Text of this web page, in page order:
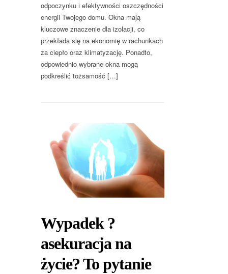
odpoczynku i efektywności oszczędności
energii Twojego domu. Okna mają
kluczowe znaczenie dla izolacji, co
przekłada się na ekonomię w rachunkach
za ciepło oraz klimatyzację. Ponadto,
odpowiednio wybrane okna mogą
podkreślić tożsamość […]
Wypadek ?
asekuracja na
życie? To pytanie